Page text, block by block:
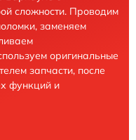
сложности. Проводим
заменяем
оригинальные
запчасти, после
функций и